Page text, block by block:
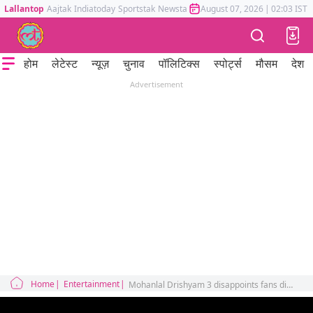
Lallantop Aajtak Indiatoday Sportstak Newstak Mumbai Tak Astrotak
August 07, 2026 | 02:03 IST
होम लेटेस्ट न्यूज़ चुनाव पॉलिटिक्स स्पोर्ट्स मौसम देश
Advertisement
Home Entertainment Mohanlal Drishyam 3 disappoints fans did Ajay Devgn dodge major box office